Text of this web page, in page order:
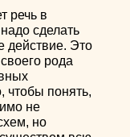
речь в
сделать
действие. Это
рода
чтобы понять,
не
но